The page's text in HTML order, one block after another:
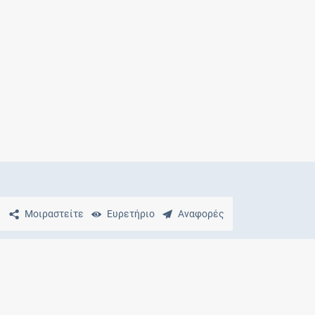
Μοιραστείτε Ευρετήριο Αναφορές